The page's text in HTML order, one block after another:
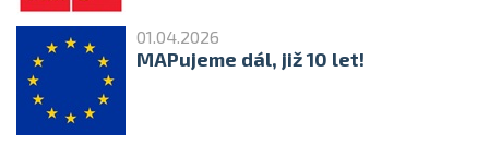
01.04.2026
MAPujeme dál, již 10 let!